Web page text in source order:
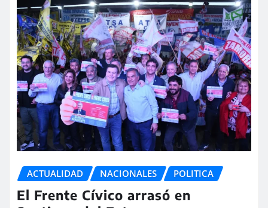
ACTUALIDAD NACIONALES POLITICA
El Frente Cívico arrasó en